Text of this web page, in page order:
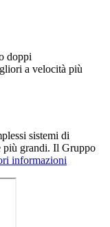
doppi
a velocità più
sistemi di
più grandi. Il Gruppo
informazioni